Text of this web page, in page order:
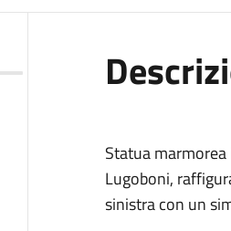
Statua
Lugoboni,
sinistra con un